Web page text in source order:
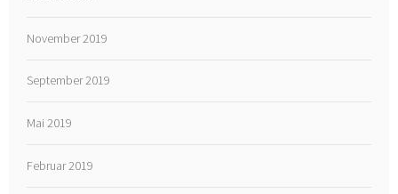
November 2019
September 2019
Mai 2019
Februar 2019